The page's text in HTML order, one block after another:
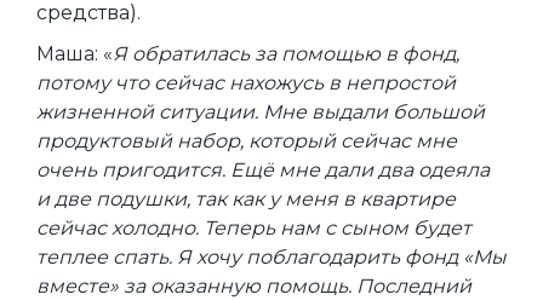
средства).
Маша: «Я обратилась за помощью в фонд,
потому что сейчас нахожусь в непростой
жизненной ситуации. Мне выдали большой
продуктовый набор, который сейчас мне
очень пригодится. Ещё мне дали два одеяла
и две подушки, так как у меня в квартире
сейчас холодно. Теперь нам с сыном будет
теплее спать. Я хочу поблагодарить фонд «Мы
вместе» за оказанную помощь. Последний